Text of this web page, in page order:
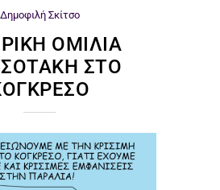
Δημοφιλή Σκίτσο
ΟΜΙΛΊΑ
ΣΤΟ